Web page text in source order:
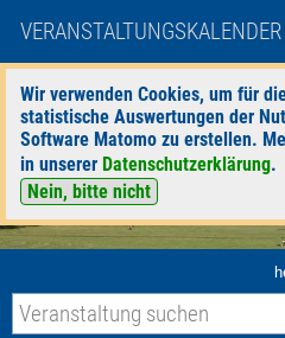
Wir verwenden Cookies, um für
statistische Auswertungen der
Software Matomo zu erstellen.
in unserer Datenschutzerklärung.
Nein, bitte nicht